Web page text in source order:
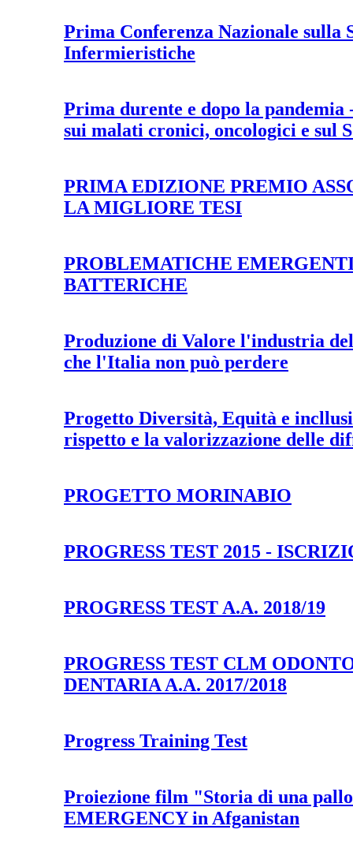
Prima Conferenza Nazionale sulla
Infermieristiche
Prima durente e dopo la
sui malati cronici, oncologici e sul
PRIMA EDIZIONE PREMIO
LA MIGLIORE TESI
PROBLEMATICHE
BATTERICHE
Produzione di Valore l'industria
che l'Italia non può perdere
Progetto Diversità, Equità e
rispetto e la valorizzazione delle
PROGETTO MORINABIO
PROGRESS TEST 2015 -
PROGRESS TEST A.A. 2018/19
PROGRESS TEST CLM
DENTARIA A.A. 2017/2018
Progress Training Test
Proiezione film "Storia di una
EMERGENCY in Afganistan